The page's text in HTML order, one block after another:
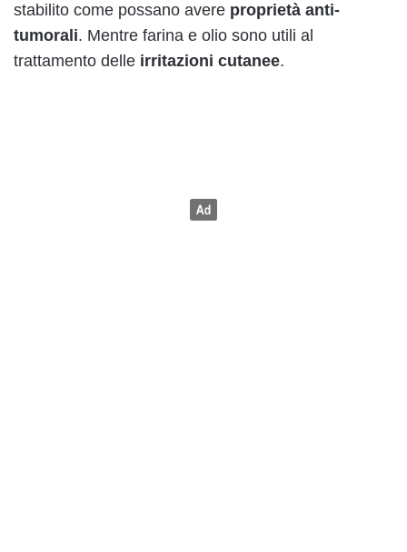
stabilito come possano avere proprietà anti-
tumorali. Mentre farina e olio sono utili al
trattamento delle irritazioni cutanee.